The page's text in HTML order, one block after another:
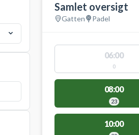
Samlet oversigt
Gatten Padel
06:00
0
08:00
23
10:00